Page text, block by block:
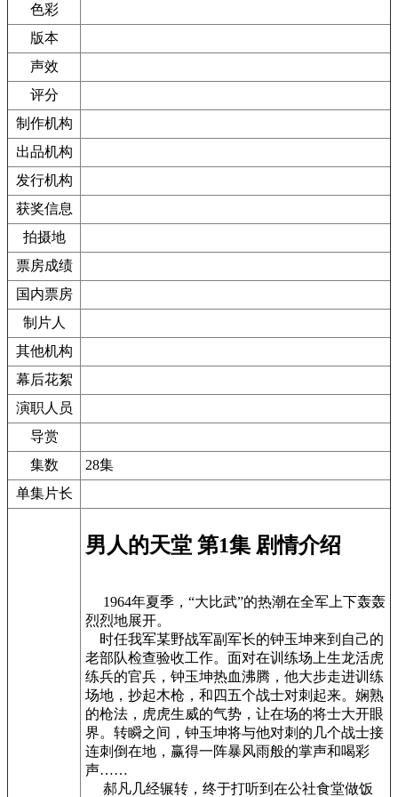
色彩
版本
声效
评分
制作机构
出品机构
发行机构
获奖信息
拍摄地
票房成绩
国内票房
制片人
其他机构
幕后花絮
演职人员
导赏
集数
28集
单集片长
男人的天堂 第1集 剧情介绍
1964年夏季，“大比武”的热潮在全军上下轰轰
烈烈地展开。
时任我军某野战军副军长的钟玉坤来到自己的
老部队检查验收工作。面对在训练场上生龙活虎
练兵的官兵，钟玉坤热血沸腾，他大步走进训练
场地，抄起木枪，和四五个战士对刺起来。娴熟
的枪法，虎虎生威的气势，让在场的将士大开眼
界。转瞬之间，钟玉坤将与他对刺的几个战士接
连刺倒在地，赢得一阵暴风雨般的掌声和喝彩
声……
郝凡几经辗转，终于打听到在公社食堂做饭